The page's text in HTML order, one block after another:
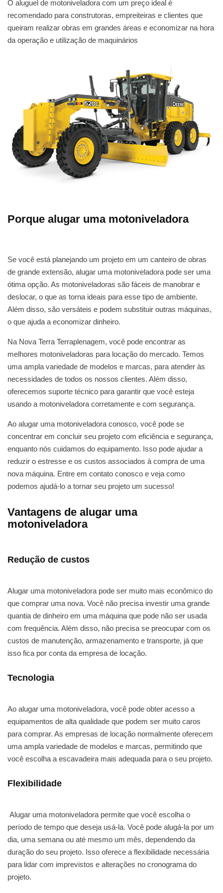
O aluguel de motoniveladora com um preço ideal é
recomendado para construtoras, empreiteiras e clientes que
queiram realizar obras em grandes áreas e economizar na hora
da operação e utilização de maquinários
Porque alugar uma motoniveladora
Se você está planejando um projeto em um canteiro de obras
de grande extensão, alugar uma motoniveladora pode ser uma
ótima opção. As motoniveladoras são fáceis de manobrar e
deslocar, o que as torna ideais para esse tipo de ambiente.
Além disso, são versáteis e podem substituir outras máquinas,
o que ajuda a economizar dinheiro.
Na Nova Terra Terraplenagem, você pode encontrar as
melhores motoniveladoras para locação do mercado. Temos
uma ampla variedade de modelos e marcas, para atender às
necessidades de todos os nossos clientes. Além disso,
oferecemos suporte técnico para garantir que você esteja
usando a motoniveladora corretamente e com segurança.
Ao alugar uma motoniveladora conosco, você pode se
concentrar em concluir seu projeto com eficiência e segurança,
enquanto nós cuidamos do equipamento. Isso pode ajudar a
reduzir o estresse e os custos associados à compra de uma
nova máquina. Entre em contato conosco e veja como
podemos ajudá-lo a tornar seu projeto um sucesso!
Vantagens de alugar uma
motoniveladora
Redução de custos
Alugar uma motoniveladora pode ser muito mais econômico do
que comprar uma nova. Você não precisa investir uma grande
quantia de dinheiro em uma máquina que pode não ser usada
com frequência. Além disso, não precisa se preocupar com os
custos de manutenção, armazenamento e transporte, já que
isso fica por conta da empresa de locação.
Tecnologia
Ao alugar uma motoniveladora, você pode obter acesso a
equipamentos de alta qualidade que podem ser muito caros
para comprar. As empresas de locação normalmente oferecem
uma ampla variedade de modelos e marcas, permitindo que
você escolha a escavadeira mais adequada para o seu projeto.
Flexibilidade
Alugar uma motoniveladora permite que você escolha o
período de tempo que deseja usá-la. Você pode alugá-la por um
dia, uma semana ou até mesmo um mês, dependendo da
duração do seu projeto. Isso oferece a flexibilidade necessária
para lidar com imprevistos e alterações no cronograma do
projeto.